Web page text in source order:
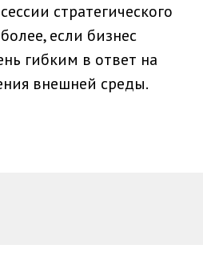
стратегического
если бизнес
гибким в ответ на
внешней среды.